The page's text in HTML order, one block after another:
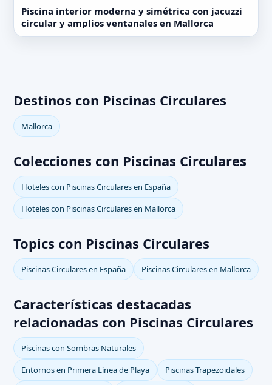
Piscina interior moderna y simétrica con jacuzzi
circular y amplios ventanales en Mallorca
Destinos con Piscinas Circulares
Mallorca
Colecciones con Piscinas Circulares
Hoteles con Piscinas Circulares en España
Hoteles con Piscinas Circulares en Mallorca
Topics con Piscinas Circulares
Piscinas Circulares en España Piscinas Circulares en Mallorca
Características destacadas
relacionadas con Piscinas Circulares
Piscinas con Sombras Naturales
Entornos en Primera Línea de Playa
Piscinas Trapezoidales